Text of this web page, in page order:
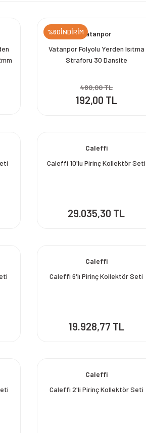
%60İNDİRİMVatanpor
Vatanpor Folyolu Yerden Isıtma
Straforu 30 Dansite
480,00 TL
192,00 TL
Caleffi
Caleffi 10'lu Pirinç Kollektör Seti
29.035,30 TL
Caleffi
Caleffi 6'lı Pirinç Kollektör Seti
19.928,77 TL
Caleffi
Caleffi 2'li Pirinç Kollektör Seti